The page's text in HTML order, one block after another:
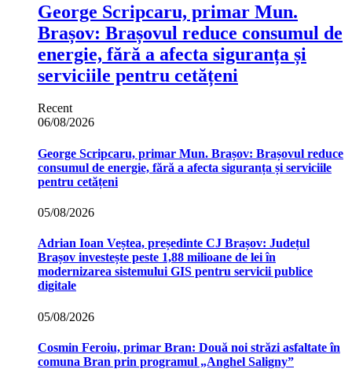
George Scripcaru, primar Mun.
Brașov: Brașovul reduce consumul de
energie, fără a afecta siguranța și
serviciile pentru cetățeni
Recent
06/08/2026
George Scripcaru, primar Mun. Brașov: Brașovul reduce
consumul de energie, fără a afecta siguranța și serviciile
pentru cetățeni
05/08/2026
Adrian Ioan Veștea, președinte CJ Brașov: Județul
Brașov investește peste 1,88 milioane de lei în
modernizarea sistemului GIS pentru servicii publice
digitale
05/08/2026
Cosmin Feroiu, primar Bran: Două noi străzi asfaltate în
comuna Bran prin programul „Anghel Saligny”